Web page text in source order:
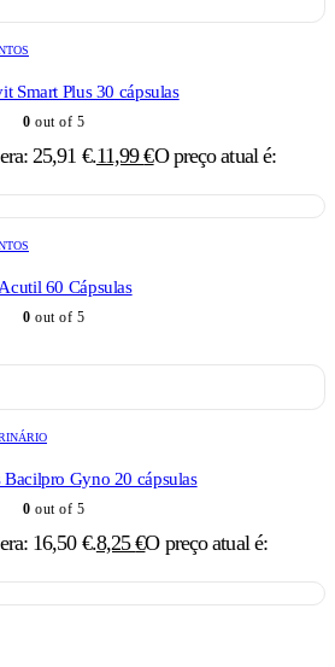
Smart Plus 30 cápsulas
0 out of 5
25,91 €.11,99€O preço atual é:
Acutil 60 Cápsulas
0 out of 5
Gyno 20 cápsulas
0 out of 5
16,50 €.8,25€O preço atual é: